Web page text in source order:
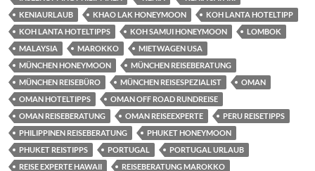
KENIAURLAUB
KHAO LAK HONEYMOON
KOH LANTA HOTELTIPP
KOH LANTA HOTELTIPPS
KOH SAMUI HONEYMOON
LOMBOK
MALAYSIA
MAROKKO
MIETWAGEN USA
MÜNCHEN HONEYMOON
MÜNCHEN REISEBERATUNG
MÜNCHEN REISEBÜRO
MÜNCHEN REISESPEZIALIST
OMAN
OMAN HOTELTIPPS
OMAN OFF ROAD RUNDREISE
OMAN REISEBERATUNG
OMAN REISEEXPERTE
PERU REISETIPPS
PHILIPPINEN REISEBERATUNG
PHUKET HONEYMOON
PHUKET REISTIPPS
PORTUGAL
PORTUGAL URLAUB
REISE EXPERTE HAWAII
REISEBERATUNG MAROKKO